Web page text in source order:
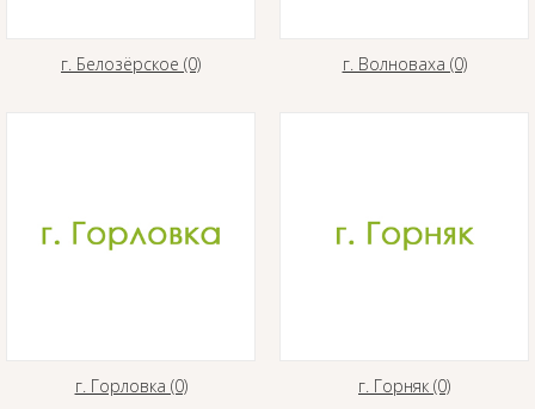
г. Белозёрское (0) г. Волноваха (0)
г. Горловка (0) г. Горняк (0)